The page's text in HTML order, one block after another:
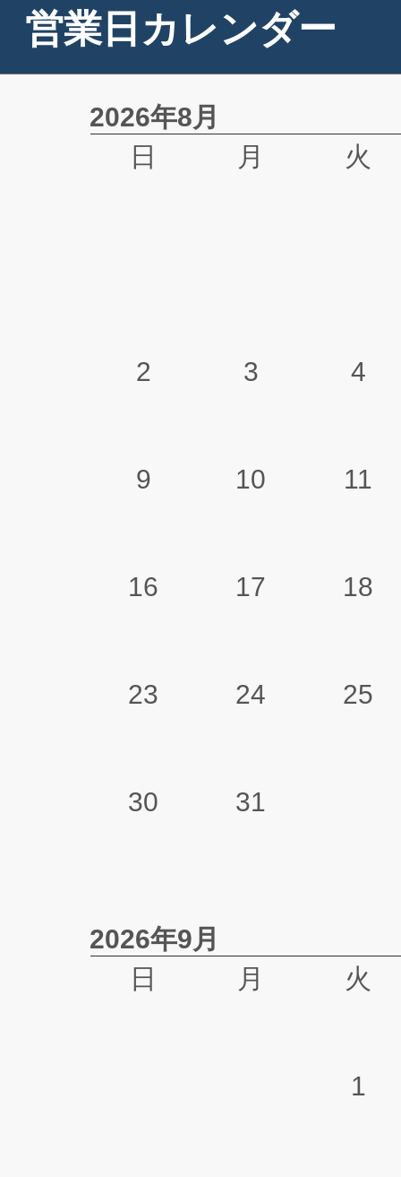
営業日カレンダー
2026年8月
日
月 火
2 3 4
9 10 11
16 17 18
23 24 25
30 31
2026年9月
日
月 火
1